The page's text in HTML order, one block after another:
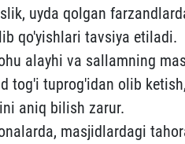
uyda qolgan
qo'yishlari tavsiya etiladi.
alayhi va sallamning
tog'i tuprog'idan olib
aniq bilish zarur.
masjidlardagi